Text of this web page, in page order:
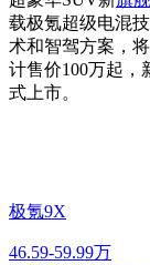
载极氪超级电混
术和智驾方案，
计售价100万起，
式上市。
极氪9X
46.59-59.99万